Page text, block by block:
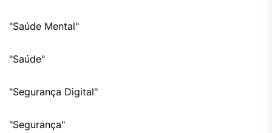
"Saúde Mental"
"Saúde"
"Segurança Digital"
"Segurança"